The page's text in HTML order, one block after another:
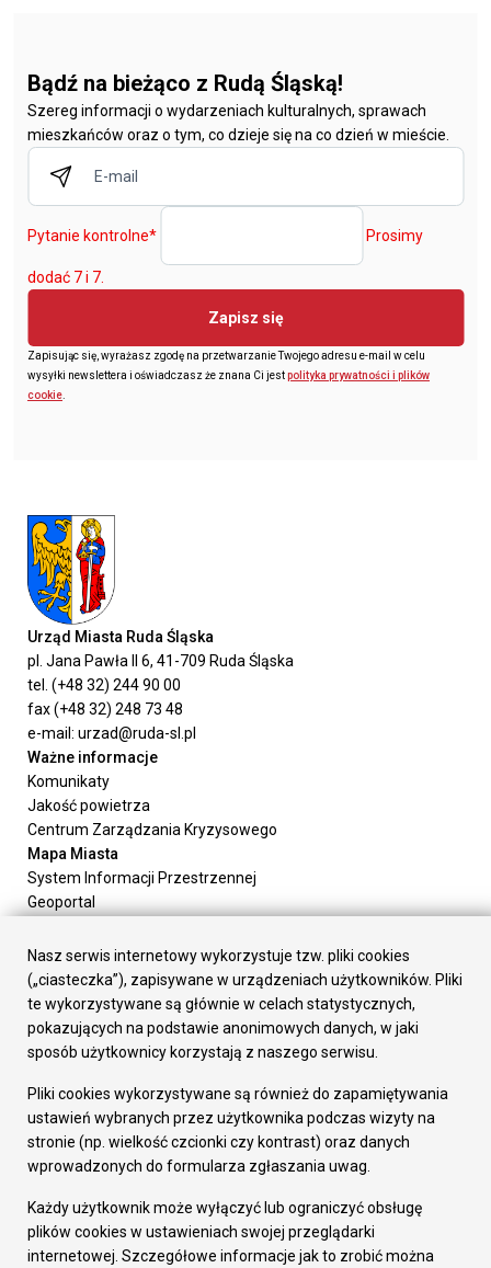
Bądź na bieżąco z Rudą Śląską!
Szereg informacji o wydarzeniach kulturalnych, sprawach
mieszkańców oraz o tym, co dzieje się na co dzień w mieście.
Pytanie kontrolne* Prosimy
dodać 7 i 7.
Zapisz się
Zapisując się, wyrażasz zgodę na przetwarzanie Twojego adresu e-mail w celu
wysyłki newslettera i oświadczasz że znana Ci jestpolityka prywatności i plików
cookie
Urząd Miasta Ruda Śląska
pl. Jana Pawła II 6, 41-709 Ruda Śląska
tel. (+48 32) 244 90 00
fax (+48 32) 248 73 48
e-mail: urzad@ruda-sl.pl
Ważne informacje
Komunikaty
Jakość powietrza
Centrum Zarządzania Kryzysowego
Mapa Miasta
System Informacji Przestrzennej
Geoportal
Załatw sprawę
Prezydent Miasta
Rada Miasta
Wydziały
Elektroniczna Skrzynka Podawcza
Gospodarka
Fundusze europejskie
Środki krajowe
Oferty inwestycyjne
Pozostałe
Deklaracja dostępności
Dane osobowe
Nasz serwis internetowy wykorzystuje tzw. pliki cookies
(„ciasteczka”), zapisywane w urządzeniach użytkowników. Pliki
te wykorzystywane są głównie w celach statystycznych,
pokazujących na podstawie anonimowych danych, w jaki
sposób użytkownicy korzystają z naszego serwisu.
Pliki cookies wykorzystywane są również do zapamiętywania
ustawień wybranych przez użytkownika podczas wizyty na
stronie (np. wielkość czcionki czy kontrast) oraz danych
wprowadzonych do formularza zgłaszania uwag.
Każdy użytkownik może wyłączyć lub ograniczyć obsługę
plików cookies w ustawieniach swojej przeglądarki
internetowej. Szczegółowe informacje jak to zrobić można